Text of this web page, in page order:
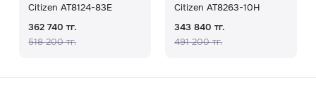
Citizen AT8124-83E
362 740 тг.
518 200 тг.
Citizen AT8263-10H
343 840 тг.
491 200 тг.